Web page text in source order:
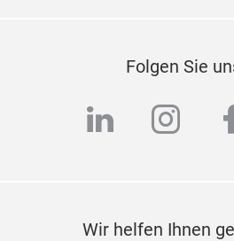
Folgen Sie
linkedin
Wir helfen Ihnen